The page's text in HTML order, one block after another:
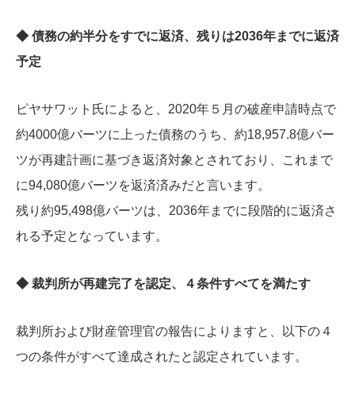
◆ 債務の約半分をすでに返済、残りは2036年までに返済
予定
ピヤサワット氏によると、2020年５月の破産申請時点で
約4000億バーツに上った債務のうち、約18,957.8億バー
ツが再建計画に基づき返済対象とされており、これまで
に94,080億バーツを返済済みだと言います。
残り約95,498億バーツは、2036年までに段階的に返済さ
れる予定となっています。
◆ 裁判所が再建完了を認定、４条件すべてを満たす
裁判所および財産管理官の報告によりますと、以下の４
つの条件がすべて達成されたと認定されています。